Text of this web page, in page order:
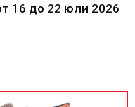
16 до 22 юли 2026